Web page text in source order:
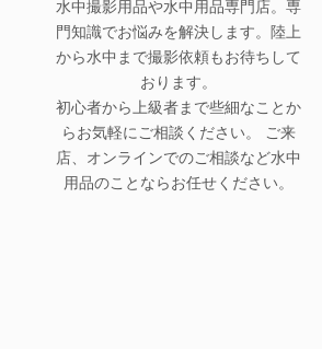
水中撮影用品や水中用品専門店。専
門知識でお悩みを解決します。陸上
から水中まで撮影依頼もお待ちして
おります。
初心者から上級者まで些細なことか
らお気軽にご相談ください。 ご来
店、オンラインでのご相談など水中
用品のことならお任せください。